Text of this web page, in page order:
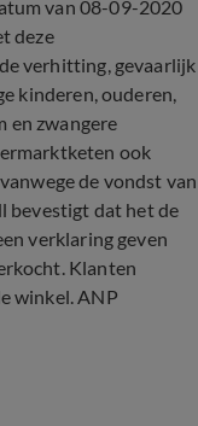
van 08-09-2020
deze
verhitting, gevaarlijk
kinderen, ouderen,
en zwangere
ook
de vondst van
bevestigt dat het de
verklaring geven
Klanten
winkel. ANP